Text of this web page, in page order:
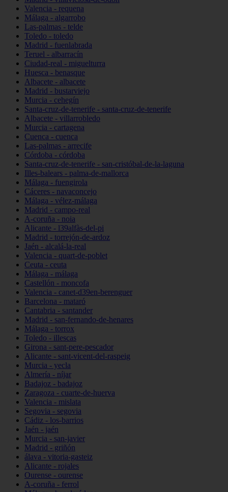
Valencia - requena
Málaga - algarrobo
Las-palmas - telde
Toledo - toledo
Madrid - fuenlabrada
Teruel - albarracín
Ciudad-real - miguelturra
Huesca - benasque
Albacete - albacete
Madrid - bustarviejo
Murcia - cehegín
Santa-cruz-de-tenerife - santa-cruz-de-tenerife
Albacete - villarrobledo
Murcia - cartagena
Cuenca - cuenca
Las-palmas - arrecife
Córdoba - córdoba
Santa-cruz-de-tenerife - san-cristóbal-de-la-laguna
Illes-balears - palma-de-mallorca
Málaga - fuengirola
Cáceres - navaconcejo
Málaga - vélez-málaga
Madrid - campo-real
A-coruña - noia
Alicante - l39alfàs-del-pi
Madrid - torrejón-de-ardoz
Jaén - alcalá-la-real
Valencia - quart-de-poblet
Ceuta - ceuta
Málaga - málaga
Castellón - moncofa
Valencia - canet-d39en-berenguer
Barcelona - mataró
Cantabria - santander
Madrid - san-fernando-de-henares
Málaga - torrox
Toledo - illescas
Girona - sant-pere-pescador
Alicante - sant-vicent-del-raspeig
Murcia - yecla
Almería - níjar
Badajoz - badajoz
Zaragoza - cuarte-de-huerva
Valencia - mislata
Segovia - segovia
Cádiz - los-barrios
Jaén - jaén
Murcia - san-javier
Madrid - griñón
álava - vitoria-gasteiz
Alicante - rojales
Ourense - ourense
A-coruña - ferrol